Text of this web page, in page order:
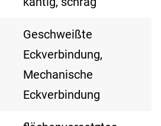
Geschweißte
Eckverbindung,
Mechanische
Eckverbindung